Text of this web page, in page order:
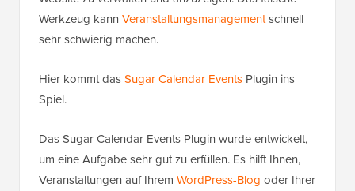
Werkzeug kann Veranstaltungsmanagementschnell
sehr schwierig machen.
Hier kommt dasSugar Calendar Events Plugin ins
Spiel.
Das Sugar Calendar Events Plugin wurde entwickelt,
um eine Aufgabe sehr gut zu erfüllen. Es hilft Ihnen,
Veranstaltungen auf Ihrem WordPress-Blog oder Ihrer